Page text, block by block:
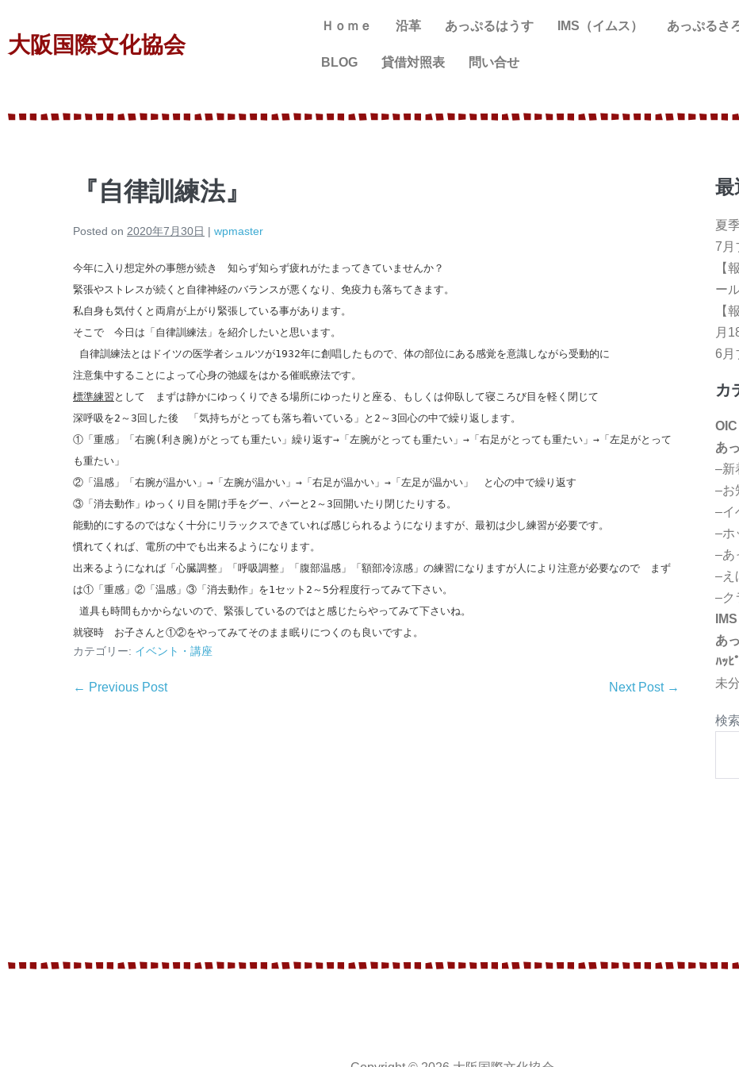
大阪国際文化協会
Ｈｏｍｅ 沿革 あっぷるはうす IMS（イムス） あっぷるさ
BLOG 貸借対照表 問い合せ
『自律訓練法』
Posted on 2020年7月30日 | wpmaster
今年に入り想定外の事態が続き 知らず知らず疲れがたまってきていませんか？
緊張やストレスが続くと自律神経のバランスが悪くなり、免疫力も落ちてきます。
私自身も気付くと両肩が上がり緊張している事があります。
そこで 今日は「自律訓練法」を紹介したいと思います。
自律訓練法とはドイツの医学者シュルツが1932年に創唱したもので、体の部位にある感覚を意識しながら受動的に
注意集中することによって心身の弛緩をはかる催眠療法です。
標準練習 として まずは静かにゆっくりできる場所にゆったりと座る、もしくは仰臥して寝ころび目を軽く閉じて
深呼吸を2 ～ 3 回した後 「気持ちがとっても落ち着いている」と 2 ～ 3 回心の中で繰り返します。
①「重感」「右腕( 利き腕 ) がとっても重たい」繰り返す→ 「左腕がとっても重たい」 → 「右足がとっても重たい」 → 「左足がとって
も重たい」
②「温感」「右腕が温かい」 → 「左腕が温かい」 → 「右足が温かい」 → 「左足が温かい」 と心の中で繰り返す
③「消去動作」ゆっくり目を開け手をグー、パーと 2 ～ 3 回開いたり閉じたりする。
能動的にするのではなく十分にリラックスできていれば感じられるようになりますが、最初は少し練習が必要です。
慣れてくれば、電所の中でも出来るようになります。
出来るようになれば「心臓調整」「呼吸調整」「腹部温感」「額部冷涼感」の練習になりますが人により注意が必要なので まず
は①「重感」②「温感」 ③「消去動作」を1セット 2 ～ 5分程度行ってみて下さい。
道具も時間もかからないので、緊張しているのではと感じたらやってみて下さいね。
就寝時 お子さんと①②をやってみてそのまま眠りにつくのも良いですよ。
カテゴリー: イベント・講座
← Previous Post Next Post →
最
夏
7月
【
ー
【
月
6月
カ
OIC
あ
–新
–お
–イ
–ホ
–あ
–え
–ク
IMS
あ
ﾊｯﾋ
未
検索